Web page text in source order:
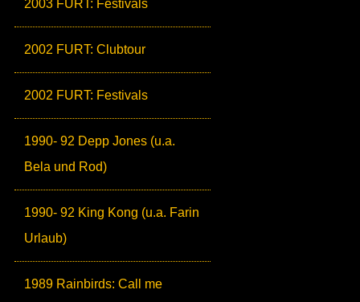
2003 FURT: Festivals
2002 FURT: Clubtour
2002 FURT: Festivals
1990- 92 Depp Jones (u.a.
Bela und Rod)
1990- 92 King Kong (u.a. Farin
Urlaub)
1989 Rainbirds: Call me